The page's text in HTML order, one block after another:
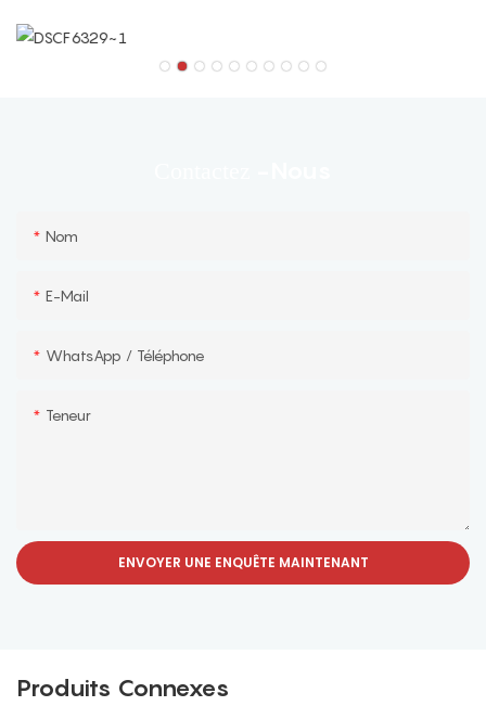
Nom
E-Mail
WhatsApp / Téléphone
Teneur
ENVOYER UNE ENQUÊTE MAINTENANT
Produits Connexes